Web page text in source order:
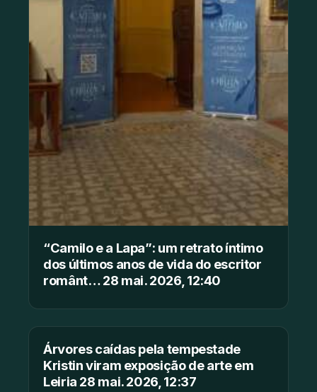
“Camilo e a Lapa”: um retrato íntimo
dos últimos anos de vida do escritor
românt… 28 mai. 2026, 12:40
Árvores caídas pela tempestade
Kristin viram exposição de arte em
Leiria 28 mai. 2026, 12:37